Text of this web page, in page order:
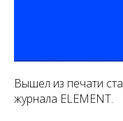
Вышел из печати
журнала ELEMENT.